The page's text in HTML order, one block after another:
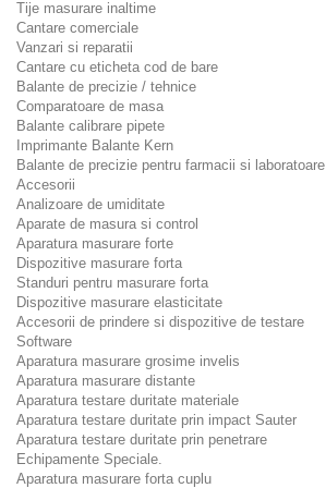
Tije masurare inaltime
Cantare comerciale
Vanzari si reparatii
Cantare cu eticheta cod de bare
Balante de precizie / tehnice
Comparatoare de masa
Balante calibrare pipete
Imprimante Balante Kern
Balante de precizie pentru farmacii si laboratoare
Accesorii
Analizoare de umiditate
Aparate de masura si control
Aparatura masurare forte
Dispozitive masurare forta
Standuri pentru masurare forta
Dispozitive masurare elasticitate
Accesorii de prindere si dispozitive de testare
Software
Aparatura masurare grosime invelis
Aparatura masurare distante
Aparatura testare duritate materiale
Aparatura testare duritate prin impact Sauter
Aparatura testare duritate prin penetrare
Echipamente Speciale.
Aparatura masurare forta cuplu